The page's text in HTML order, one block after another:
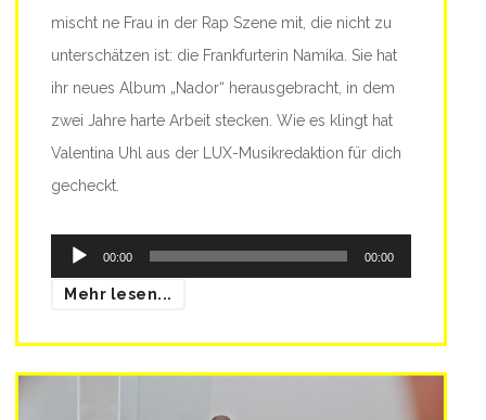
mischt ne Frau in der Rap Szene mit, die nicht zu
unterschätzen ist: die Frankfurterin Namika. Sie hat
ihr neues Album „Nador“ herausgebracht, in dem
zwei Jahre harte Arbeit stecken. Wie es klingt hat
Valentina Uhl aus der LUX-Musikredaktion für dich
gecheckt.
Audio-
Player
00:00 00:00
Mehr lesen...